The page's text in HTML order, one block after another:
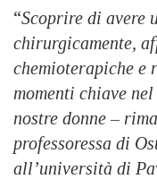
“Scoprire di avere
chirurgicamente,
chemioterapiche e
momenti chiave
nostre donne –
professoressa di
all’università di